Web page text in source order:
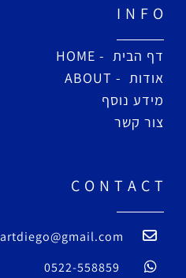
I N F O
דף הבית - HOME
אודות - ABOUT
מידע נוסף
צור קשר
C O N T A C T
artdiego@gmail.com
0522-558859